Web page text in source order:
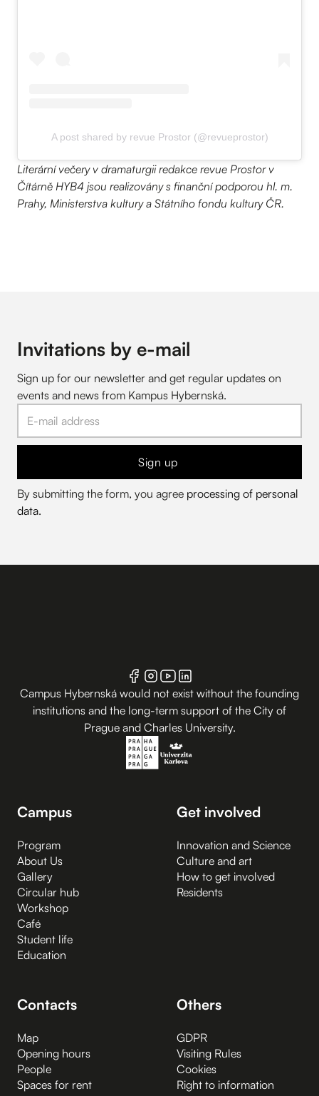
A post shared by revue Prostor (@revueprostor)
Literární večery v dramaturgii redakce revue Prostor v
Čítárně HYB4 jsou realizovány s finanční podporou hl. m.
Prahy, Ministerstva kultury a Státního fondu kultury ČR.
Invitations by e-mail
Sign up for our newsletter and get regular updates on
events and news from Kampus Hybernská.
Sign up
By submitting the form, you agree processing of personal
data.
Campus Hybernská would not exist without the founding
institutions and the long-term support of the City of
Prague and Charles University.
Campus
Program
About Us
Gallery
Circular hub
Workshop
Café
Student life
Education
Get involved
Innovation and Science
Culture and art
How to get involved
Residents
Contacts
Map
Opening hours
People
Spaces for rent
Others
GDPR
Visiting Rules
Cookies
Right to information